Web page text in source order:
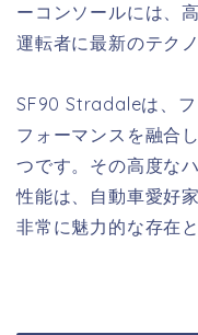
ーコンソールには、
運転者に最新のテク
SF90 Stradaleは、
フォーマンスを融合
つです。その高度な
性能は、自動車愛好
非常に魅力的な存在